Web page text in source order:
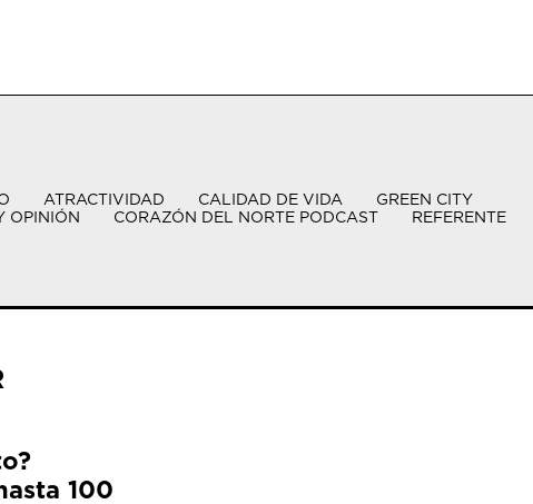
ATRACTIVIDAD CALIDAD DE VIDA
GREEN CITY
OPINIÓN
CORAZÓN DEL NORTE PODCAST REFERENTE
100